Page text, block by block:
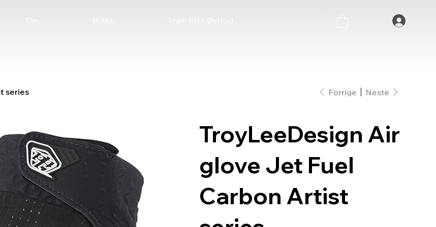
series Forrige Neste
TroyLeeDesign Air
glove Jet Fuel
Carbon Artist